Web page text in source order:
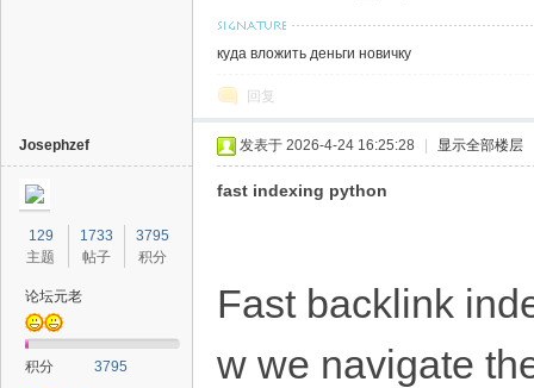
куда вложить деньги новичку
回复
Josephzef
129
主题
1733
帖子
3795
积分
论坛元老
积分
3795
发表于 2026-4-24 16:25:28 显示全部楼层
fast indexing python
Fast backlink
w we navigate